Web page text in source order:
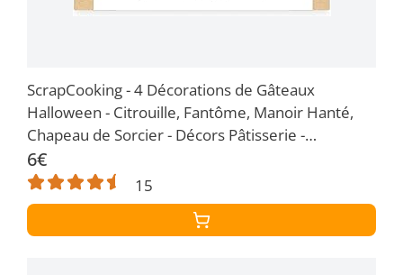
ScrapCooking - 4 Décorations de Gâteaux
Halloween - Citrouille, Fantôme, Manoir Hanté,
Chapeau de Sorcier - Décors Pâtisserie -
Accessoires Cake Toppers pour Gâteaux,
Cupcakes - 4943
6€
15